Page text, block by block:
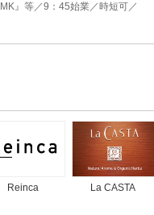
』等／9：45始業／時短可／
Reinca La CASTA